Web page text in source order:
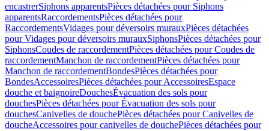
encastrerSiphons apparentsPièces détachées pour Siphons
apparentsRaccordementsPièces détachées pour
RaccordementsVidages pour déversoirs murauxPièces détachées
pour Vidages pour déversoirs murauxSiphonsPièces détachées pour
SiphonsCoudes de raccordementPièces détachées pour Coudes de
raccordementManchon de raccordementPièces détachées pour
Manchon de raccordementBondesPièces détachées pour
BondesAccessoiresPièces détachées pour AccessoiresEspace
douche et baignoireDouchesÉvacuation des sols pour
douchesPièces détachées pour Évacuation des sols pour
douchesCanivelles de douchePièces détachées pour Canivelles de
doucheAccessoires pour canivelles de douchePièces détachées pour